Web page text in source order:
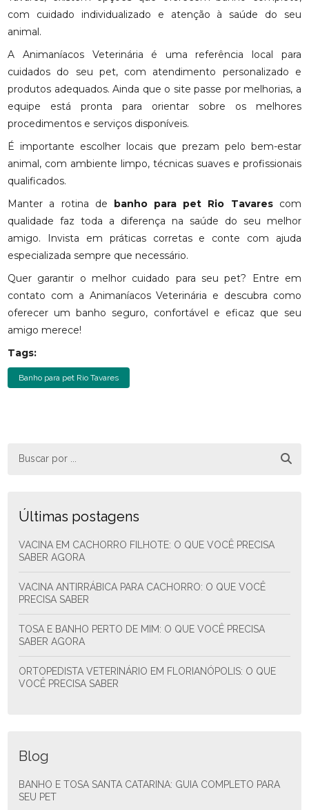
com cuidado individualizado e atenção à saúde do seu
animal.
A Animaníacos Veterinária é uma referência local para
cuidados do seu pet, com atendimento personalizado e
produtos adequados. Ainda que o site passe por melhorias, a
equipe está pronta para orientar sobre os melhores
procedimentos e serviços disponíveis.
É importante escolher locais que prezam pelo bem-estar
animal, com ambiente limpo, técnicas suaves e profissionais
qualificados.
Manter a rotina de banho para pet Rio Tavarescom
qualidade faz toda a diferença na saúde do seu melhor
amigo. Invista em práticas corretas e conte com ajuda
especializada sempre que necessário.
Quer garantir o melhor cuidado para seu pet? Entre em
contato com a Animaníacos Veterinária e descubra como
oferecer um banho seguro, confortável e eficaz que seu
amigo merece!
Tags:
Banho para pet Rio Tavares
Últimas postagens
VACINA EM CACHORRO FILHOTE: O QUE VOCÊ PRECISA
SABER AGORA
VACINA ANTIRRÁBICA PARA CACHORRO: O QUE VOCÊ
PRECISA SABER
TOSA E BANHO PERTO DE MIM: O QUE VOCÊ PRECISA
SABER AGORA
ORTOPEDISTA VETERINÁRIO EM FLORIANÓPOLIS: O QUE
VOCÊ PRECISA SABER
Blog
BANHO E TOSA SANTA CATARINA: GUIA COMPLETO PARA
SEU PET